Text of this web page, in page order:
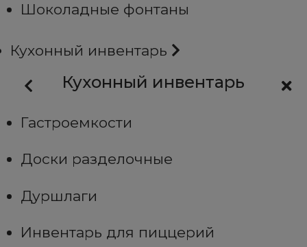
Шоколадные фонтаны
Кухонный инвентарь
Кухонный инвентарь
Гастроемкости
Доски разделочные
Дуршлаги
Инвентарь для пиццерий